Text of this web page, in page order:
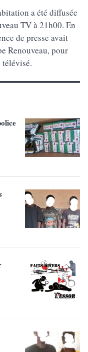
a été diffusée
TV à 21h00. En
de presse avait
Renouveau, pour